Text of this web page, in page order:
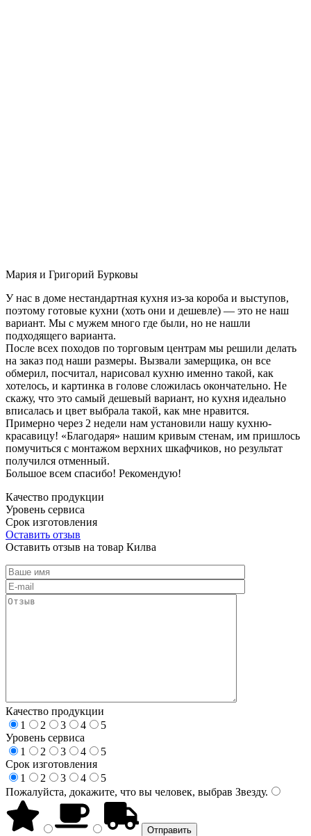
Мария и Григорий Бурковы
У нас в доме нестандартная кухня из-за короба и выступов,
поэтому готовые кухни (хоть они и дешевле) — это не наш
вариант. Мы с мужем много где были, но не нашли
подходящего варианта.
После всех походов по торговым центрам мы решили делать
на заказ под наши размеры. Вызвали замерщика, он все
обмерил, посчитал, нарисовал кухню именно такой, как
хотелось, и картинка в голове сложилась окончательно. Не
скажу, что это самый дешевый вариант, но кухня идеально
вписалась и цвет выбрала такой, как мне нравится.
Примерно через 2 недели нам установили нашу кухню-
красавицу! «Благодаря» нашим кривым стенам, им пришлось
помучиться с монтажом верхних шкафчиков, но результат
получился отменный.
Большое всем спасибо! Рекомендую!
Качество продукции
Уровень сервиса
Срок изготовления
Оставить отзыв
Оставить отзыв на товар Килва
Качество продукции
1
2 3 4
5
Уровень сервиса
1
2 3 4
5
Срок изготовления
1
2 3 4
5
Пожалуйста, докажите, что вы человек, выбрав Звезду.